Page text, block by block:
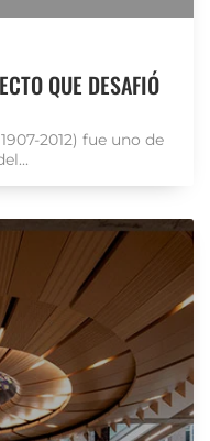
QUE DESAFIÓ
2012) fue uno de